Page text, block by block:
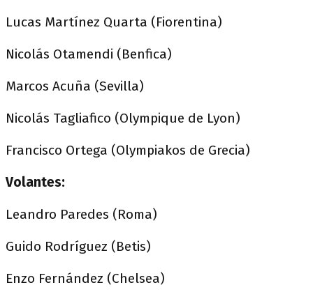
Lucas Martínez Quarta (Fiorentina)
Nicolás Otamendi (Benfica)
Marcos Acuña (Sevilla)
Nicolás Tagliafico (Olympique de Lyon)
Francisco Ortega (Olympiakos de Grecia)
Volantes:
Leandro Paredes (Roma)
Guido Rodríguez (Betis)
Enzo Fernández (Chelsea)